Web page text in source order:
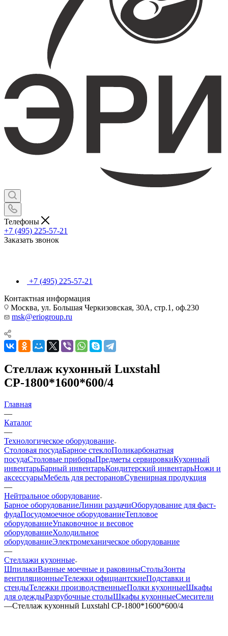
Телефоны
+7 (495) 225-57-21
Заказать звонок
+7 (495) 225-57-21
Контактная информация
Москва, ул. Большая Черкизовская, 30А, стр.1, оф.230
msk@eriogroup.ru
Стеллаж кухонный Luxstahl
СР-1800*1600*600/4
Главная
—
Каталог
—
Технологическое оборудование
Столовая посудаБарное стеклоПоликарбонатная
посудаСтоловые приборыПредметы сервировкиКухонный
инвентарьБарный инвентарьКондитерский инвентарьНожи и
аксессуарыМебель для ресторановСувенирная продукция
—
Нейтральное оборудование
Барное оборудованиеЛинии раздачиОборудование для фаст-
фудаПосудомоечное оборудованиеТепловое
оборудованиеУпаковочное и весовое
оборудованиеХолодильное
оборудованиеЭлектромеханическое оборудование
—
Стеллажи кухонные
ШпилькиВанные моечные и раковиныСтолыЗонты
вентиляционныеТележки официантскиеПодставки и
стендыТележки производственныеПолки кухонныеШкафы
для одеждыРазрубочные столыШкафы кухонныеСмесители
—Стеллаж кухонный Luxstahl СР-1800*1600*600/4